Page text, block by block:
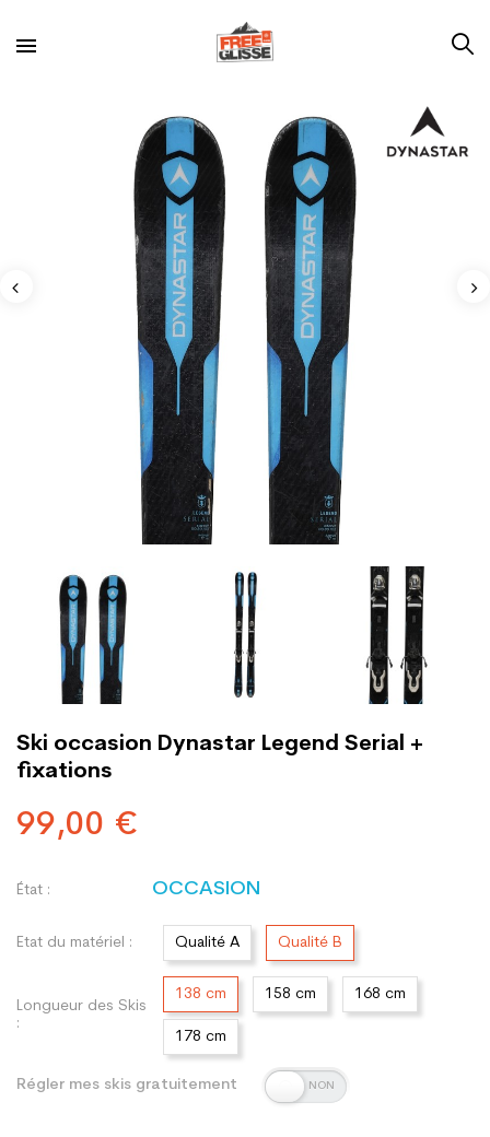
Ski occasion Dynastar Legend Serial +
fixations
99,00 €
État : OCCASION
Etat du matériel : Qualité A Qualité B
Longueur des Skis
:
138 cm 158 cm 168 cm
178 cm
Régler mes skis gratuitement